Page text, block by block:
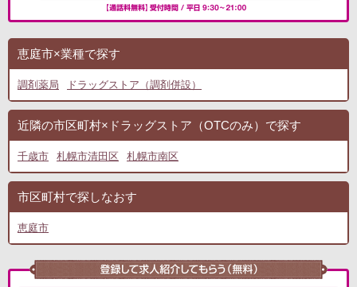
恵庭市×業種で探す
調剤薬局 ドラッグストア（調剤併設）
近隣の市区町村×ドラッグストア（OTCのみ）で探す
千歳市 札幌市清田区 札幌市南区
市区町村で探しなおす
恵庭市